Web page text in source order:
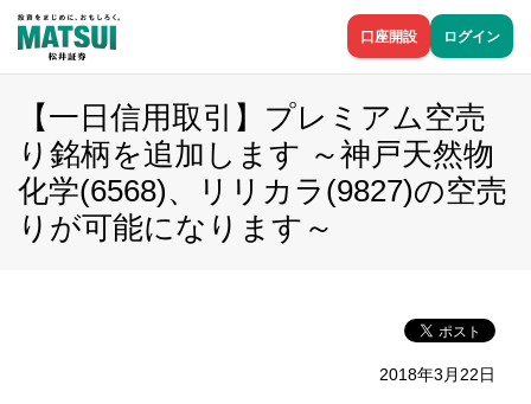
口座開設 ログイン
【一日信用取引】プレミアム空売
り銘柄を追加します ～神戸天然物
化学(6568)、リリカラ(9827)の空売
りが可能になります～
2018年3月22日